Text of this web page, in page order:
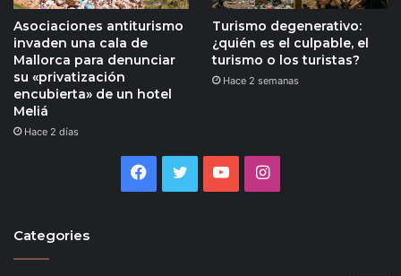
Asociaciones antiturismo
invaden una cala de
Mallorca para denunciar
su «privatización
encubierta» de un hotel
Meliá
Hace 2 días
Turismo degenerativo:
¿quién es el culpable, el
turismo o los turistas?
Hace 2 semanas
Facebook
TwitterYouTubeInstagram
Categories